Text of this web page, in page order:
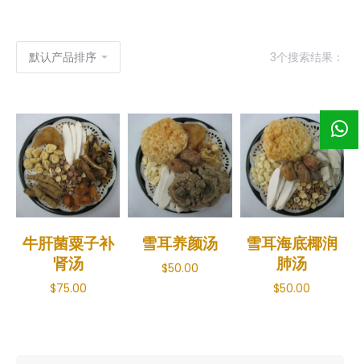
3个搜索结果：
牛肝菌粟子补
肾汤
$75.00
雪耳养颜汤
$50.00
雪耳海底椰润
肺汤
$50.00